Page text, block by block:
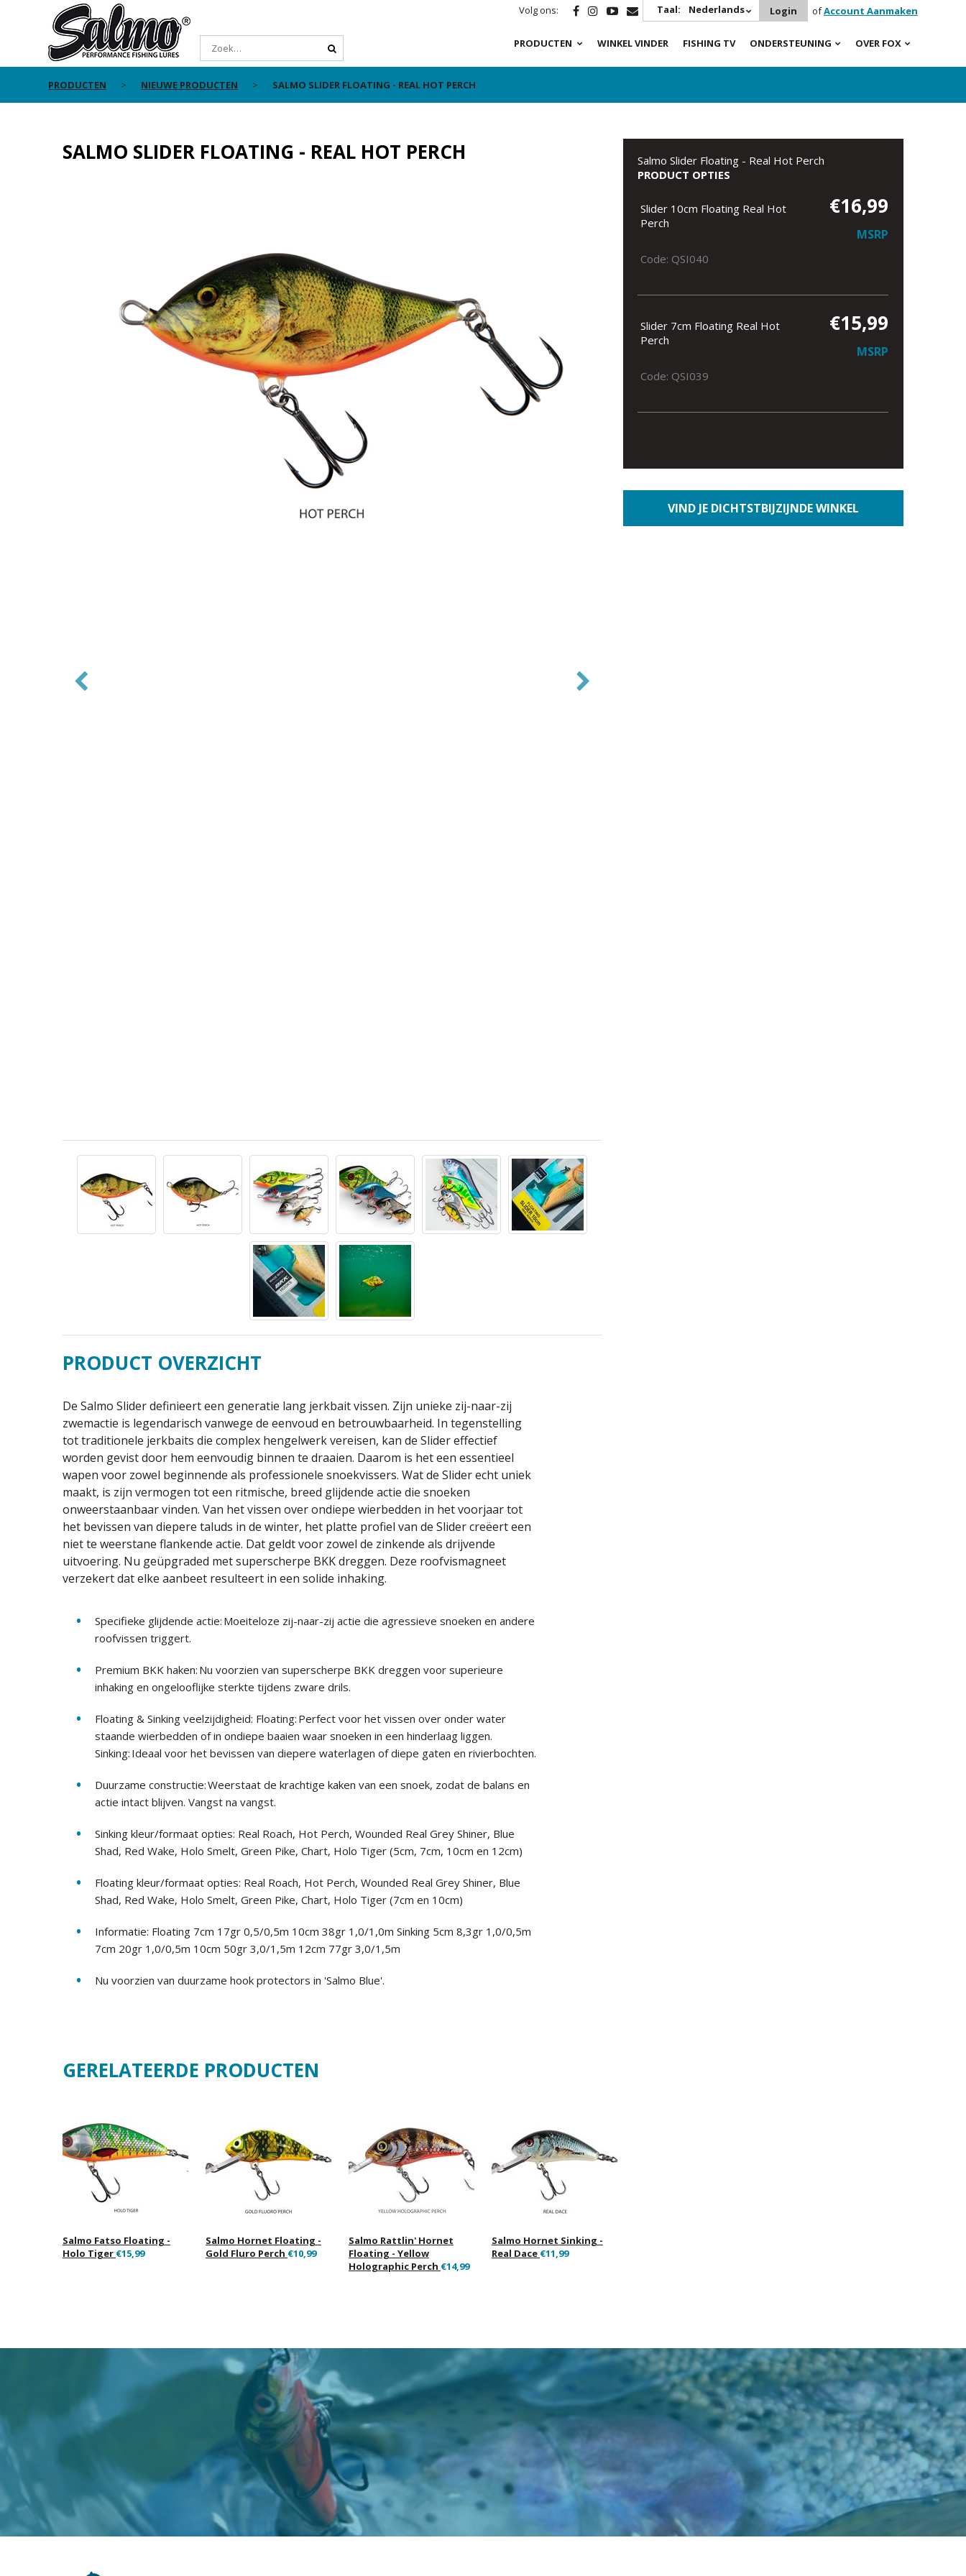
Volg ons: Taal: Nederlands Login ofAccount Aanmaken
PRODUCTEN WINKEL VINDER FISHING TV ONDERSTEUNING OVER FOX
PRODUCTEN NIEUWE PRODUCTEN SALMO SLIDER FLOATING - REAL HOT PERCH
SALMO SLIDER FLOATING - REAL HOT PERCH
PRODUCT OVERZICHT
De Salmo Slider definieert een generatie lang jerkbait vissen. Zijn unieke zij-naar-zij
zwemactie is legendarisch vanwege de eenvoud en betrouwbaarheid. In tegenstelling
tot traditionele jerkbaits die complex hengelwerk vereisen, kan de Slider effectief
worden gevist door hem eenvoudig binnen te draaien. Daarom is het een essentieel
wapen voor zowel beginnende als professionele snoekvissers. Wat de Slider echt uniek
maakt, is zijn vermogen tot een ritmische, breed glijdende actie die snoeken
onweerstaanbaar vinden. Van het vissen over ondiepe wierbedden in het voorjaar tot
het bevissen van diepere taluds in de winter, het platte profiel van de Slider creëert een
niet te weerstane flankende actie. Dat geldt voor zowel de zinkende als drijvende
uitvoering. Nu geüpgraded met superscherpe BKK dreggen. Deze roofvismagneet
verzekert dat elke aanbeet resulteert in een solide inhaking.
Specifieke glijdende actie: Moeiteloze zij-naar-zij actie die agressieve snoeken en andere
roofvissen triggert.
Premium BKK haken: Nu voorzien van superscherpe BKK dreggen voor superieure
inhaking en ongelooflijke sterkte tijdens zware drils.
Floating & Sinking veelzijdigheid: Floating: Perfect voor het vissen over onder water
staande wierbedden of in ondiepe baaien waar snoeken in een hinderlaag liggen.
Sinking: Ideaal voor het bevissen van diepere waterlagen of diepe gaten en rivierbochten.
Duurzame constructie: Weerstaat de krachtige kaken van een snoek, zodat de balans en
actie intact blijven. Vangst na vangst.
Sinking kleur/formaat opties: Real Roach, Hot Perch, Wounded Real Grey Shiner, Blue
Shad, Red Wake, Holo Smelt, Green Pike, Chart, Holo Tiger (5cm, 7cm, 10cm en 12cm)
Floating kleur/formaat opties: Real Roach, Hot Perch, Wounded Real Grey Shiner, Blue
Shad, Red Wake, Holo Smelt, Green Pike, Chart, Holo Tiger (7cm en 10cm)
Informatie: Floating 7cm 17gr 0,5/0,5m 10cm 38gr 1,0/1,0m Sinking 5cm 8,3gr 1,0/0,5m
7cm 20gr 1,0/0,5m 10cm 50gr 3,0/1,5m 12cm 77gr 3,0/1,5m
Nu voorzien van duurzame hook protectors in 'Salmo Blue'.
Salmo Slider Floating - Real Hot Perch
PRODUCT OPTIES
Slider 10cm Floating Real Hot
Perch
€16,99
MSRP
Code: QSI040
Slider 7cm Floating Real Hot
Perch
€15,99
MSRP
Code: QSI039
VIND JE DICHTSTBIJZIJNDE WINKEL
GERELATEERDE PRODUCTEN
Salmo Fatso Floating -
Holo Tiger €15,99
Salmo Hornet Floating -
Gold Fluro Perch €10,99
Salmo Rattlin' Hornet
Floating - Yellow
Holographic Perch €14,99
Salmo Hornet Sinking -
Real Dace €11,99